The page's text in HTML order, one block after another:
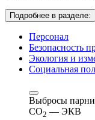
Подробнее в разделе:
Персонал
Безопасность
Экология и
Социальная
Выбросы
СО2 — ЭКВ